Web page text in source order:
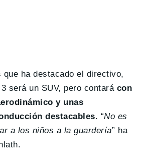
que ha destacado el directivo,
será un SUV, pero contará con
y unas
destacables. “No es
a los niños a la guardería” ha